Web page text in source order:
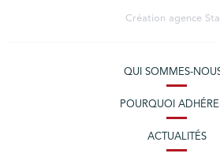
Création agence
QUI SOMMES-
POURQUOI
ACTUALITÉS